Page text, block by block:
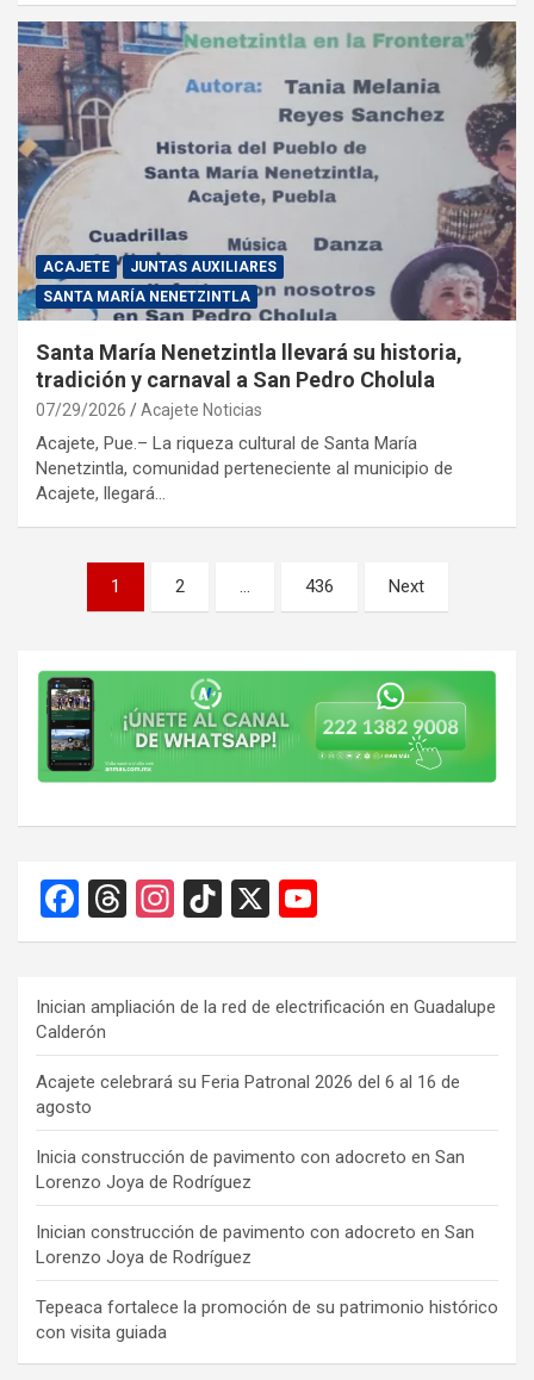
ACAJETE
JUNTAS AUXILIARES
SANTA MARÍA NENETZINTLA
Santa María Nenetzintla llevará su historia,
tradición y carnaval a San Pedro Cholula
07/29/2026 Acajete Noticias
Acajete, Pue.– La riqueza cultural de Santa María
Nenetzintla, comunidad perteneciente al municipio de
Acajete, llegará…
Paginación
1 2 … 436 Next
F
a
b
o
o
k
T
hr
a
d
s
In
st
gr
a
m
Ti
k
o
k
X
o
T
u
b
e
C
h
a
n
n
el
Inician ampliación de la red de electrificación en Guadalupe
Calderón
Acajete celebrará su Feria Patronal 2026 del 6 al 16 de
agosto
Inicia construcción de pavimento con adocreto en San
Lorenzo Joya de Rodríguez
Inician construcción de pavimento con adocreto en San
Lorenzo Joya de Rodríguez
Tepeaca fortalece la promoción de su patrimonio histórico
con visita guiada